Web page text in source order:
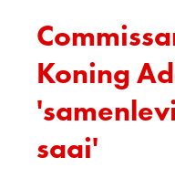
Koning
saai'